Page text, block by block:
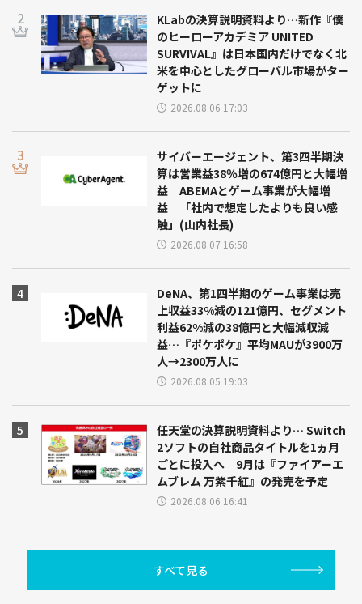
KLabの決算説明資料より…新作『僕
のヒーローアカデミア UNITED
SURVIVAL』は日本国内だけでなく北
米を中心としたグローバル市場がター
ゲットに
2026.08.06 17:03
サイバーエージェント、第3四半期決
算は営業益38％増の674億円と大幅増
益 ABEMAとゲーム事業が大幅増
益 「社内で想定したよりも良い感
触」(山内社長)
2026.08.07 16:58
DeNA、第1四半期のゲーム事業は売
上収益33%減の121億円、セグメント
利益62%減の38億円と大幅減収減
益…『ポケポケ』平均MAUが3900万
人→2300万人に
2026.08.05 19:03
任天堂の決算説明資料より… Switch
2ソフトの自社商品タイトルを1ヵ月
ごとに投入へ 9月は『ファイアーエ
ムブレム 万紫千紅』の発売を予定
2026.08.06 16:41
すべて見る